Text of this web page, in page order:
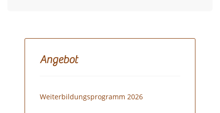
Angebot
Weiterbildungsprogramm 2026